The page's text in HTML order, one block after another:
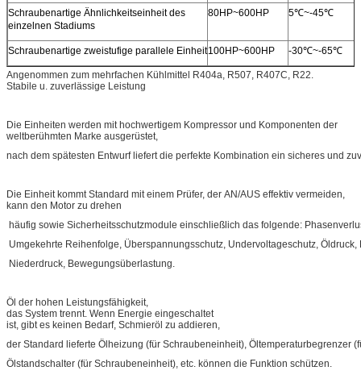
Schraubenartige Ähnlichkeitseinheit des
einzelnen Stadiums
80HP~600HP 5℃~-45℃
Schraubenartige zweistufige parallele Einheit100HP~600HP -30℃~-65℃
Angenommen zum mehrfachen Kühlmittel R404a, R507, R407C, R22.
Stabile u. zuverlässige Leistung
Die Einheiten werden mit hochwertigem Kompressor und Komponenten der
weltberühmten Marke ausgerüstet,
nach dem spätesten Entwurf liefert die perfekte Kombination ein sicheres und
Die Einheit kommt Standard mit einem Prüfer, der AN/AUS effektiv vermeiden,
kann den Motor zu drehen
häufig sowie Sicherheitsschutzmodule einschließlich das folgende:
Umgekehrte Reihenfolge, Überspannungsschutz, Undervoltageschutz, Öldruck,
Niederdruck, Bewegungsüberlastung.
Öl der hohen Leistungsfähigkeit,
das System trennt. Wenn Energie eingeschaltet
ist, gibt es keinen Bedarf, Schmieröl zu addieren,
der Standard lieferte Ölheizung (für Schraubeneinheit), Öltemperaturbegrenzer
Ölstandschalter (für Schraubeneinheit), etc. können die Funktion schützen.